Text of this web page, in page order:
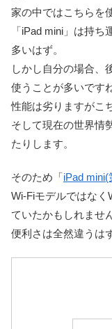
家の中ではこちらを
「iPad mini」は持
多いはず。
しかし自分の場合、
使うことが多いです
性能は劣りますがこ
そして現在の世界情
たりします。
そのため「iPad mini(
Wi-Fiモデルではなく
ていたかもしれませ
便利さは全然違うは